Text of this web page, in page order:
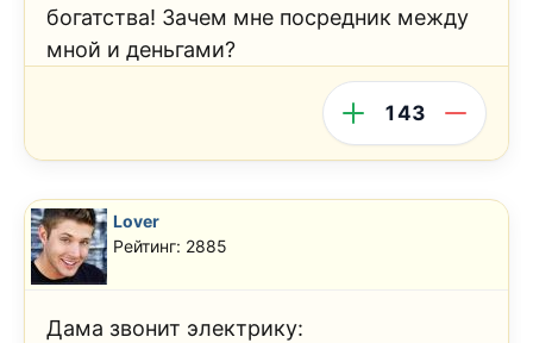
богатства! Зачем мне посредник между
мной и деньгами?
143
Lover
Рейтинг: 2885
Дама звонит электрику: